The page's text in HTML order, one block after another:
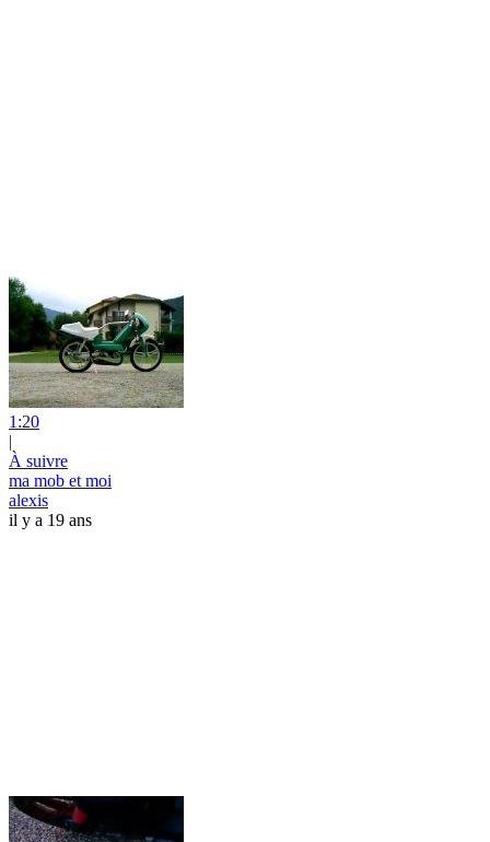
1:20
|
À suivre
ma mob et moi
alexis
il y a 19 ans